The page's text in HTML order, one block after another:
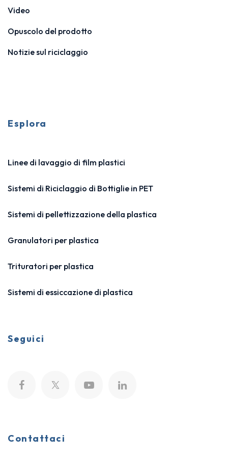
Video
Opuscolo del prodotto
Notizie sul riciclaggio
Esplora
Linee di lavaggio di film plastici
Sistemi di Riciclaggio di Bottiglie in PET
Sistemi di pellettizzazione della plastica
Granulatori per plastica
Trituratori per plastica
Sistemi di essiccazione di plastica
Seguici
Contattaci